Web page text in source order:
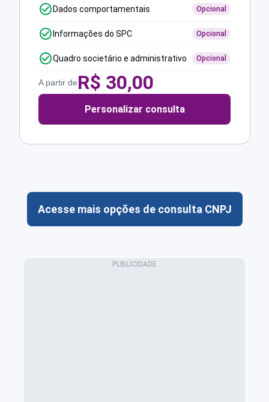
Dados comportamentais Opcional
Informações do SPC Opcional
Quadro societário e administrativo Opcional
A partir deR$ 30,00
Personalizar consulta
Acesse mais opções de consulta CNPJ